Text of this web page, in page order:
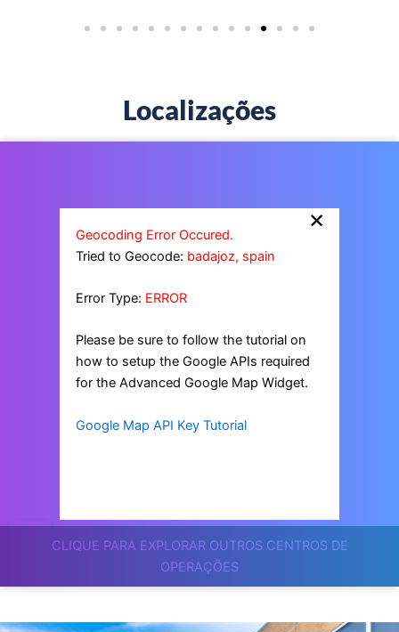
Localizações
CLIQUE PARA EXPLORAR OUTROS CENTROS DE
OPERAÇÕES
×
Geocoding Error Occured.
Tried to Geocode: badajoz, spain
Error Type: ERROR
Please be sure to follow the tutorial on
how to setup the Google APIs required
for the Advanced Google Map Widget.
Google Map API Key Tutorial